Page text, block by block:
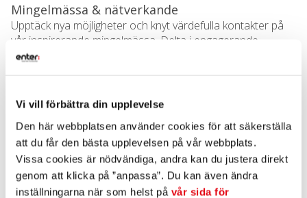
Vi vill förbättra din upplevelse
Den här webbplatsen använder cookies för att säkerställa
att du får den bästa upplevelsen på vår webbplats.
Vissa cookies är nödvändiga, andra kan du justera direkt
genom att klicka på ”anpassa”. Du kan även ändra
inställningarna när som helst på vår sida för
Mingelmässa & nätverkande
Upptäck nya möjligheter och knyt värdefulla kontakter på
vår inspirerande mingelmässa. Delta i engagerande
diskussioner om hur just din verksamhet kan bidra till
Festlig middag & Swedish Plastic Industry
Awards
Avsluta dagen med en minnesvärd middag där vi firar
branschens framgångar. Höjdpunkten på kvällen är
utdelningen av Swedish Plastic Industry Awards – ett
tillfälle att hylla innovation, kreativitet och engagemang i
plastindustrin.